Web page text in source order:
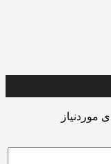
موردنیاز